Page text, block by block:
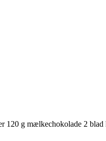
g mælkechokolade 2